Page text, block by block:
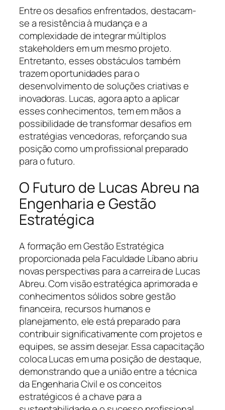
Entre os desafios enfrentados, destacam-
se a resistência à mudança e a
complexidade de integrar múltiplos
stakeholders em um mesmo projeto.
Entretanto, esses obstáculos também
trazem oportunidades para o
desenvolvimento de soluções criativas e
inovadoras. Lucas, agora apto a aplicar
esses conhecimentos, tem em mãos a
possibilidade de transformar desafios em
estratégias vencedoras, reforçando sua
posição como um profissional preparado
para o futuro.
O Futuro de Lucas Abreu na
Engenharia e Gestão
Estratégica
A formação em Gestão Estratégica
proporcionada pela Faculdade Líbano abriu
novas perspectivas para a carreira de Lucas
Abreu. Com visão estratégica aprimorada e
conhecimentos sólidos sobre gestão
financeira, recursos humanos e
planejamento, ele está preparado para
contribuir significativamente com projetos e
equipes, se assim desejar. Essa capacitação
coloca Lucas em uma posição de destaque,
demonstrando que a união entre a técnica
da Engenharia Civil e os conceitos
estratégicos é a chave para a